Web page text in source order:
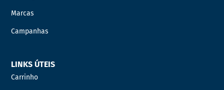
Marcas
Campanhas
LINKS ÚTEIS
Carrinho